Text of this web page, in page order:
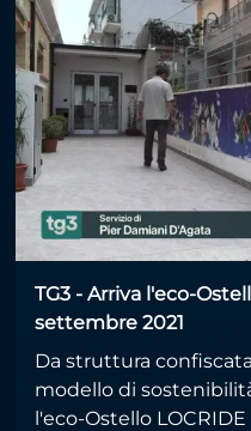
TG3 - Arriva l'eco-
settembre 2021
Da struttura
modello di
l'eco-Ostello